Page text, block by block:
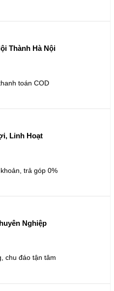
Thành Hà Nội
toán COD
Linh Hoạt
trả góp 0%
Nghiệp
chu đáo tận tâm